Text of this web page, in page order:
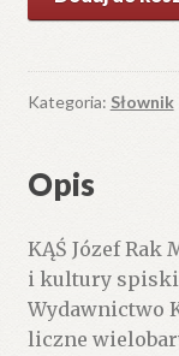
Ilustrowany
gwary
i
Tom
K
-
Ó.
Kategoria: Słownik
Opis
KĄŚ Józef
i kultury
Wydawnictwo
liczne